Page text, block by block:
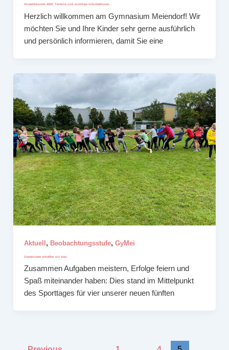
Anmelderunde 2022: Termine und wichtige Informationen
Herzlich willkommen am Gymnasium Meiendorf! Wir
möchten Sie und Ihre Kinder sehr gerne ausführlich
und persönlich informieren, damit Sie eine
Aktuell , Beobachtungsstufe,GyMei
Gemeinsam schaffen wir das!
Zusammen Aufgaben meistern, Erfolge feiern und
Spaß miteinander haben: Dies stand im Mittelpunkt
des Sporttages für vier unserer neuen fünften